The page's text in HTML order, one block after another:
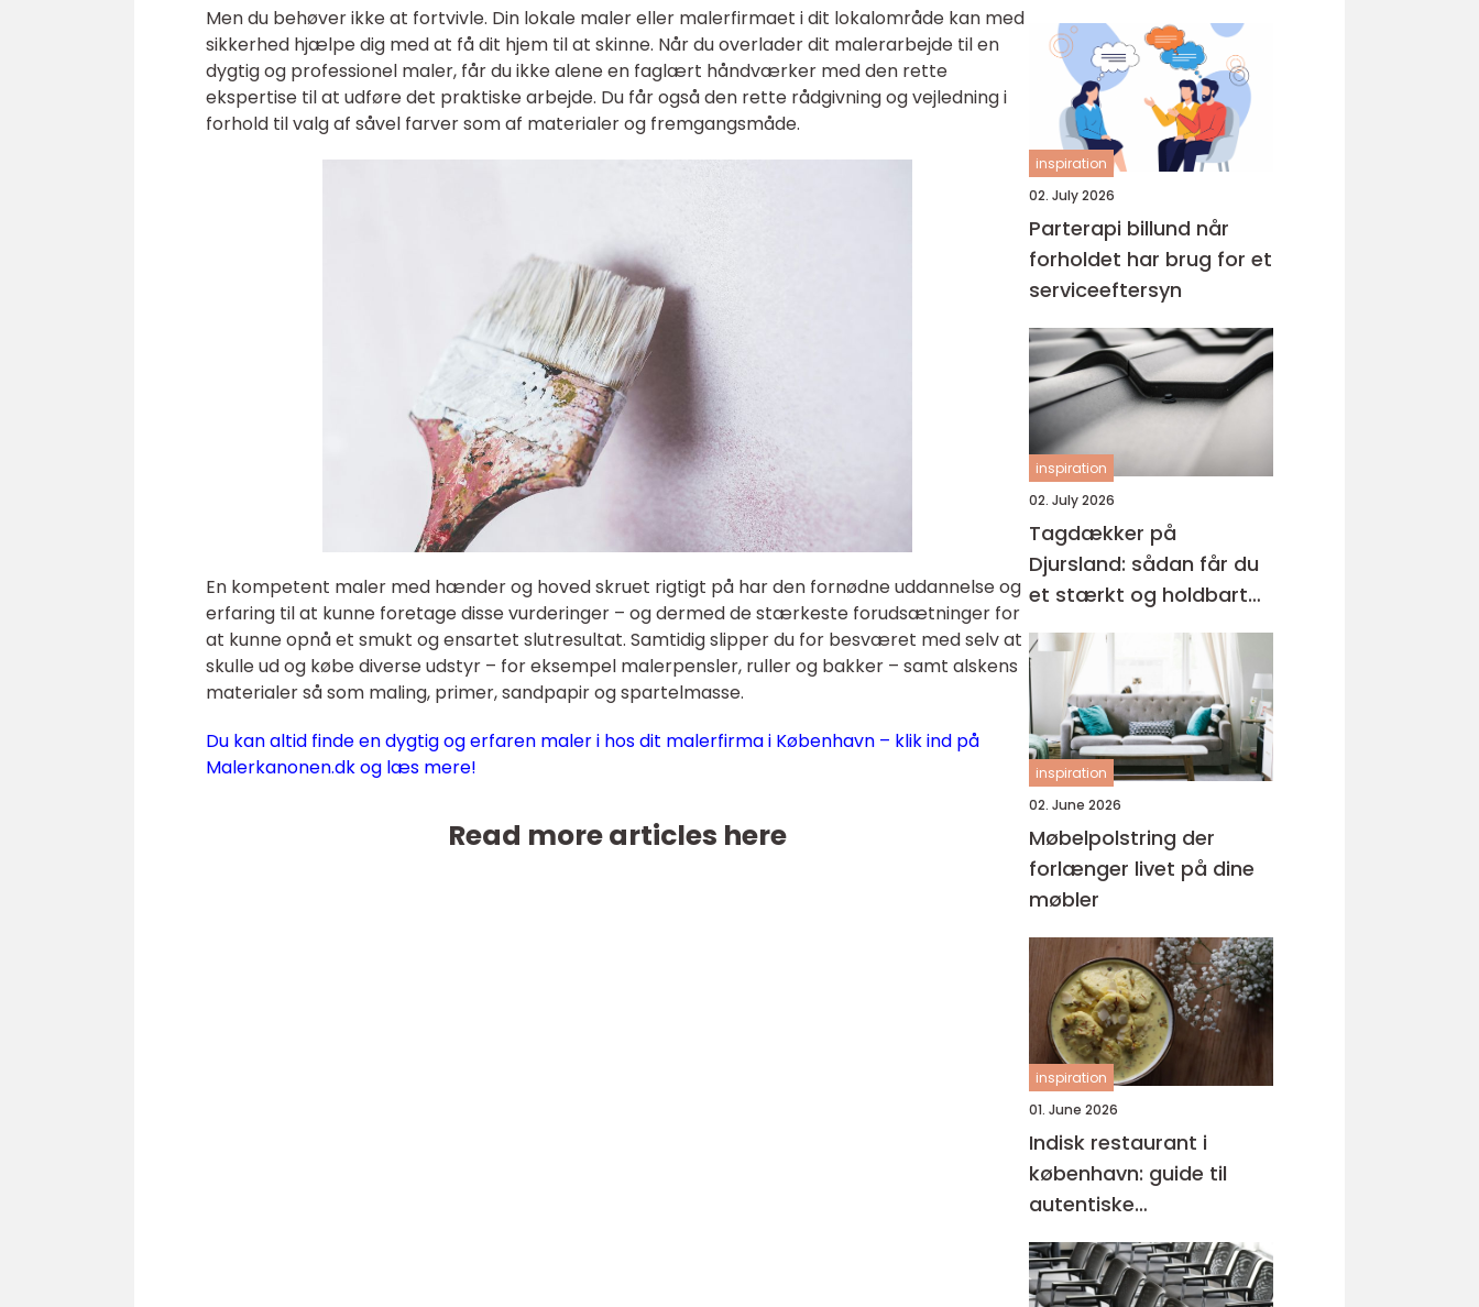
Men du behøver ikke at fortvivle. Din lokale maler eller malerfirmaet i dit lokalområde kan med
sikkerhed hjælpe dig med at få dit hjem til at skinne. Når du overlader dit malerarbejde til en
dygtig og professionel maler, får du ikke alene en faglært håndværker med den rette
ekspertise til at udføre det praktiske arbejde. Du får også den rette rådgivning og vejledning i
forhold til valg af såvel farver som af materialer og fremgangsmåde.
En kompetent maler med hænder og hoved skruet rigtigt på har den fornødne uddannelse og
erfaring til at kunne foretage disse vurderinger – og dermed de stærkeste forudsætninger for
at kunne opnå et smukt og ensartet slutresultat. Samtidig slipper du for besværet med selv at
skulle ud og købe diverse udstyr – for eksempel malerpensler, ruller og bakker – samt alskens
materialer så som maling, primer, sandpapir og spartelmasse.
Du kan altid finde en dygtig og erfaren maler i hos dit malerfirma i København – klik ind på
Malerkanonen.dk og læs mere!
Read more articles here
inspiration
02. July 2026
Parterapi billund når
forholdet har brug for et
serviceeftersyn
inspiration
02. July 2026
Tagdækker på
Djursland: sådan får du
et stærkt og holdbart
tag
inspiration
02. June 2026
Møbelpolstring der
forlænger livet på dine
møbler
inspiration
01. June 2026
Indisk restaurant i
københavn: guide til
autentiske
smagsoplevelser